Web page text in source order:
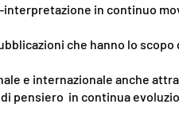
interpretazione in continuo
che hanno lo
e internazionale anche
pensiero in continua